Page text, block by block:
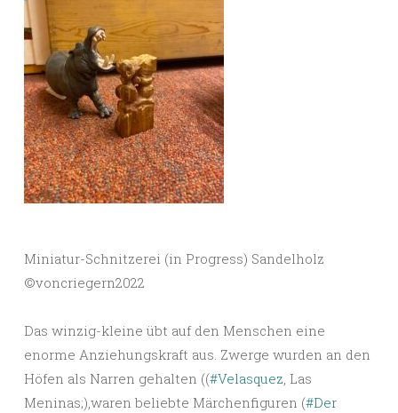
Miniatur-Schnitzerei (in Progress) Sandelholz
©️voncriegern2022
Das winzig-kleine übt auf den Menschen eine
enorme Anziehungskraft aus. Zwerge wurden an den
Höfen als Narren gehalten ((#Velasquez, Las
Meninas;),waren beliebte Märchenfiguren (#Der